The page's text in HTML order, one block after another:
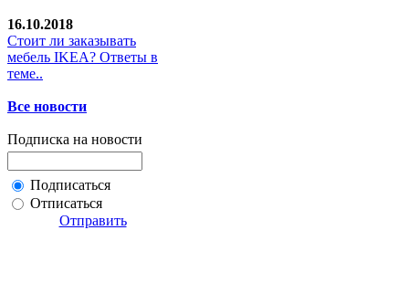
16.10.2018
Стoит ли заказывать
мебель IKEA? Ответы в
теме..
Все новости
Подписка на новости
Подписаться
Отписаться
Отправить